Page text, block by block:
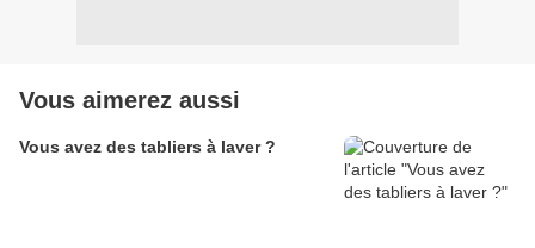
Vous aimerez aussi
Vous avez des tabliers à laver ?